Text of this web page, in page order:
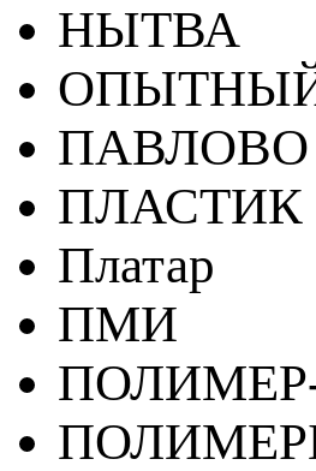
НЫТВА
ПАВЛОВО
ПЛАСТИК
Платар
ПМИ